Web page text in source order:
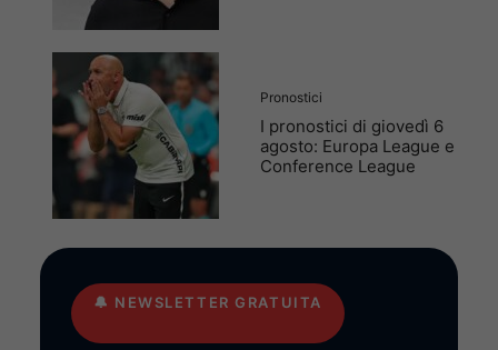
Pronostici
I pronostici di giovedì 6
agosto: Europa League e
Conference League
🔔 NEWSLETTER GRATUITA